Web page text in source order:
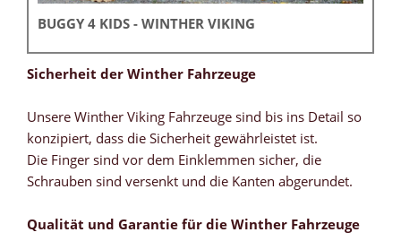
BUGGY 4 KIDS - WINTHER VIKING
Sicherheit der Winther Fahrzeuge
Unsere Winther Viking Fahrzeuge sind bis ins Detail so
konzipiert, dass die Sicherheit gewährleistet ist.
Die Finger sind vor dem Einklemmen sicher, die
Schrauben sind versenkt und die Kanten abgerundet.
Qualität und Garantie für die Winther Fahrzeuge